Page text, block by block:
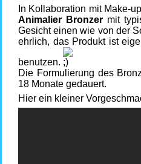
In Kollaboration mit Make-
Animalier Bronzer mit
Gesicht einen wie von der
ehrlich, das Produkt ist
benutzen.
Die Formulierung des
18 Monate gedauert.
Hier ein kleiner